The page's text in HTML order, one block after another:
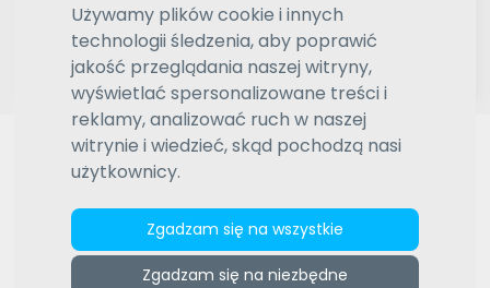
Używamy plików cookie i innych
technologii śledzenia, aby poprawić
jakość przeglądania naszej witryny,
wyświetlać spersonalizowane treści i
reklamy, analizować ruch w naszej
witrynie i wiedzieć, skąd pochodzą nasi
użytkownicy.
Zgadzam się na wszystkie
Zgadzam się na niezbędne
Znajdź tłumacza
Wyszukiwanie zaawansowane
Reklama
ZAMÓW REKLAMĘ W TYM MIEJSCU